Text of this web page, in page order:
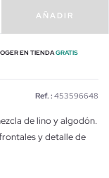
AÑADIR
EN TIENDAGRATIS
Ref. : 453596648
de lino y algodón.
y detalle de